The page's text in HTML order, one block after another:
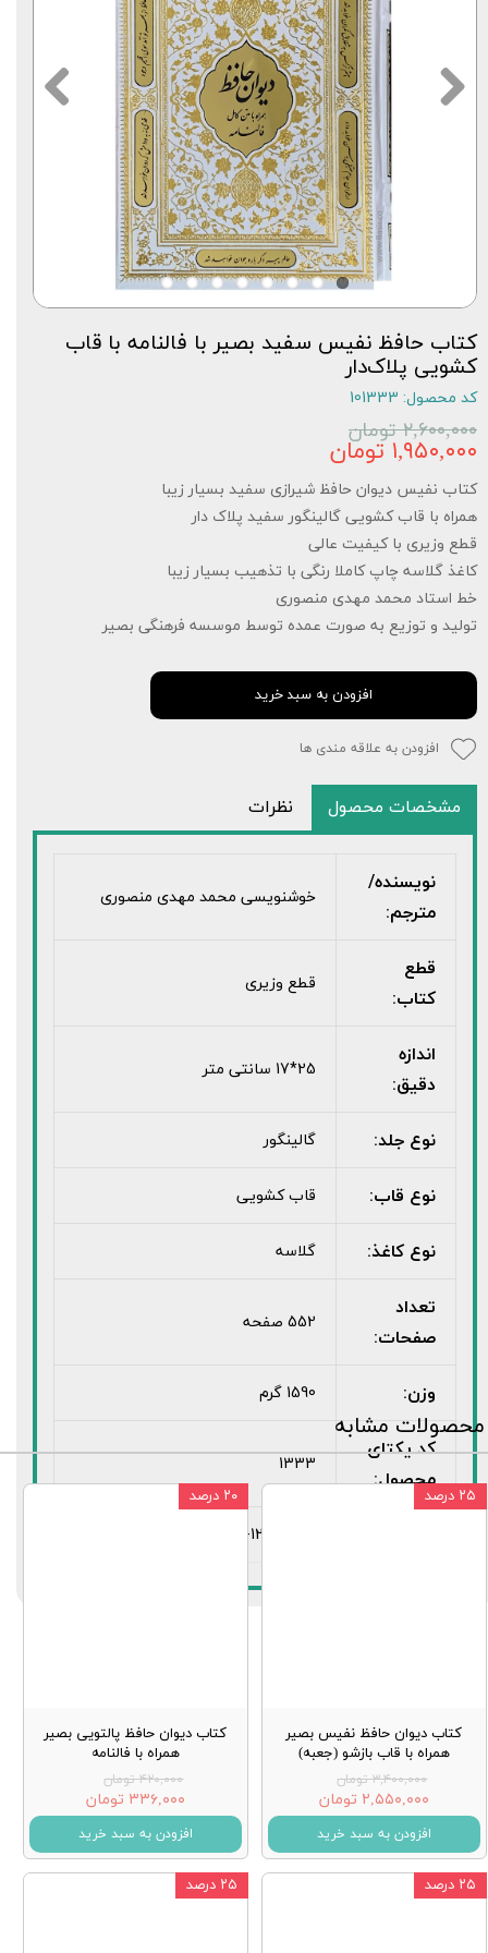
کتاب حافظ نفیس سفید بصیر با فالنامه با قاب
کشویی پلاک‌دار
کد محصول: 101333
۲,۶۰۰,۰۰۰ تومان
۱,۹۵۰,۰۰۰ تومان
کتاب نفیس دیوان حافظ شیرازی سفید بسیار زیبا
همراه با قاب کشویی گالینگور سفید پلاک دار
قطع وزیری با کیفیت عالی
کاغذ گلاسه چاپ کاملا رنگی با تذهیب بسیار زیبا
خط استاد محمد مهدی منصوری
تولید و توزیع به صورت عمده توسط موسسه فرهنگی بصیر
افزودن به سبد خرید
افزودن به علاقه مندی ها
مشخصات محصول نظرات
نویسنده/
مترجم:
خوشنویسی محمد مهدی منصوری
قطع
کتاب:
قطع وزیری
اندازه
دقیق:
25*17 سانتی متر
نوع جلد: گالینگور
نوع قاب: قاب کشویی
نوع کاغذ: گلاسه
تعداد
صفحات:
552 صفحه
وزن: 1590 گرم
کد یکتای
محصول:
1333
978-600-123-152-0
محصولات مشابه
کتاب دیوان حافظ نفیس بصیر
همراه با قاب بازشو (جعبه)
۳,۴۰۰,۰۰۰ تومان
۲,۵۵۰,۰۰۰ تومان
افزودن به سبد خرید
۲۵ درصد
کتاب دیوان حافظ پالتویی بصیر
همراه با فالنامه
۴۲۰,۰۰۰ تومان
۳۳۶,۰۰۰ تومان
افزودن به سبد خرید
۲۰ درصد
۲۵ درصد ۲۵ درصد